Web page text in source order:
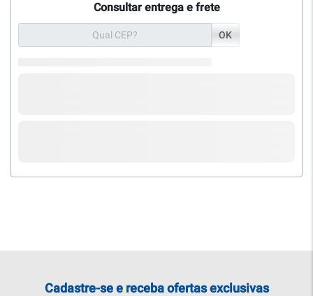
Consultar entrega e frete
OK
Cadastre-se e receba ofertas exclusivas